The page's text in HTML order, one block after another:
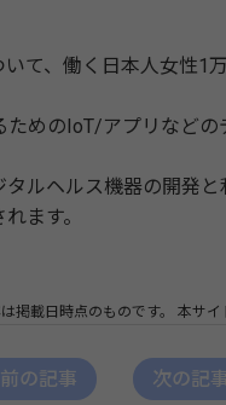
て、働く日本人女性1
めのIoT/アプリなどの
ルヘルス機器の開発
ます。
掲載日時点のものです。 本サイ
前の記事 次の記